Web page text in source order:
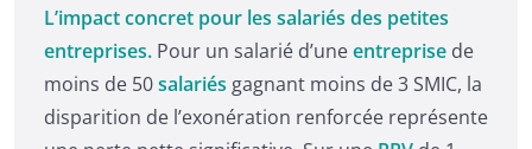
L’impact concret pour les salariés des petites
entreprises. Pour un salarié d’uneentreprise de
moins de 50salariés gagnant moins de 3 SMIC, la
disparition de l’exonération renforcée représente